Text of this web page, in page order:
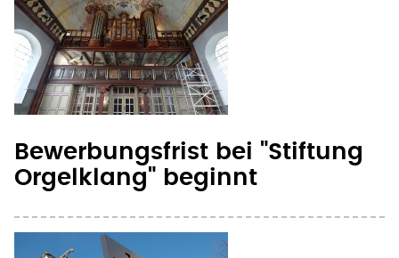
Bewerbungsfrist bei "Stiftung
Orgelklang" beginnt